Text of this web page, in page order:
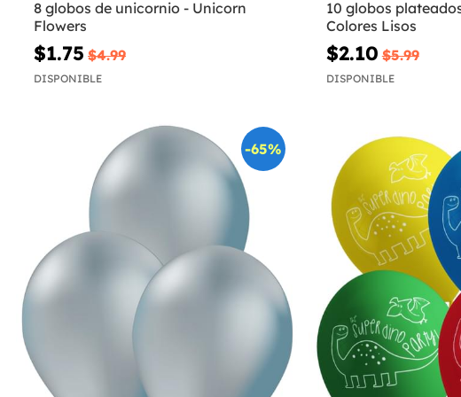
8 globos de unicornio - Unicorn
Flowers
$1.75 $4.99
DISPONIBLE
10 globos
Colores Lisos
$2.10 $5.99
DISPONIBLE
-65%